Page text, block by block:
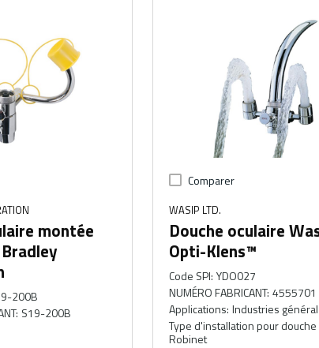
montée
200B
: S19-200B
Comparer
WASIP LTD.
Douche oculaire
Opti-Klens™
Code SPI: YDO027
NUMÉRO FABRICANT: 4555701
Applications: Industries général
Type d'installation pour
Robinet